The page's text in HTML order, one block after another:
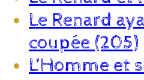
Le Renard
coupée (205)
L’Homme et